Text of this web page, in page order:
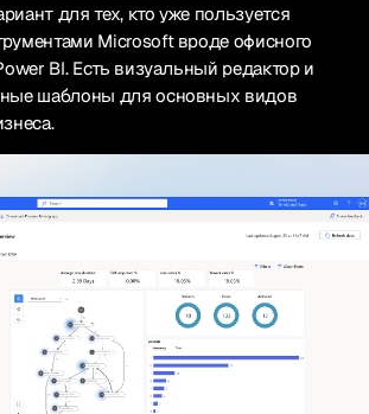
для тех, кто уже пользуется
Microsoft вроде офисного
BI. Есть визуальный редактор и
шаблоны для основных видов